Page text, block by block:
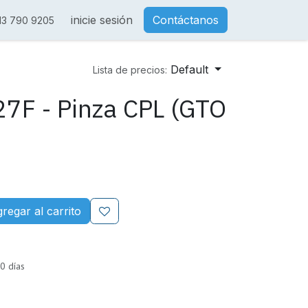
790 9205 inicie sesión Contáctanos
Lista de precios: Default
- Pinza CPL (GTO
al carrito
días